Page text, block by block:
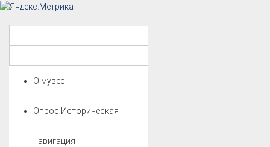
О музее
Опрос Историческая
навигация